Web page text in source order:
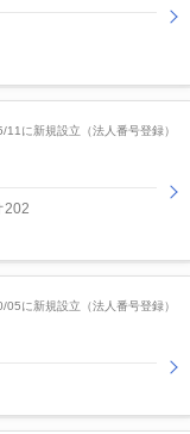
11に新規設立（法人番号登録）
202
05に新規設立（法人番号登録）